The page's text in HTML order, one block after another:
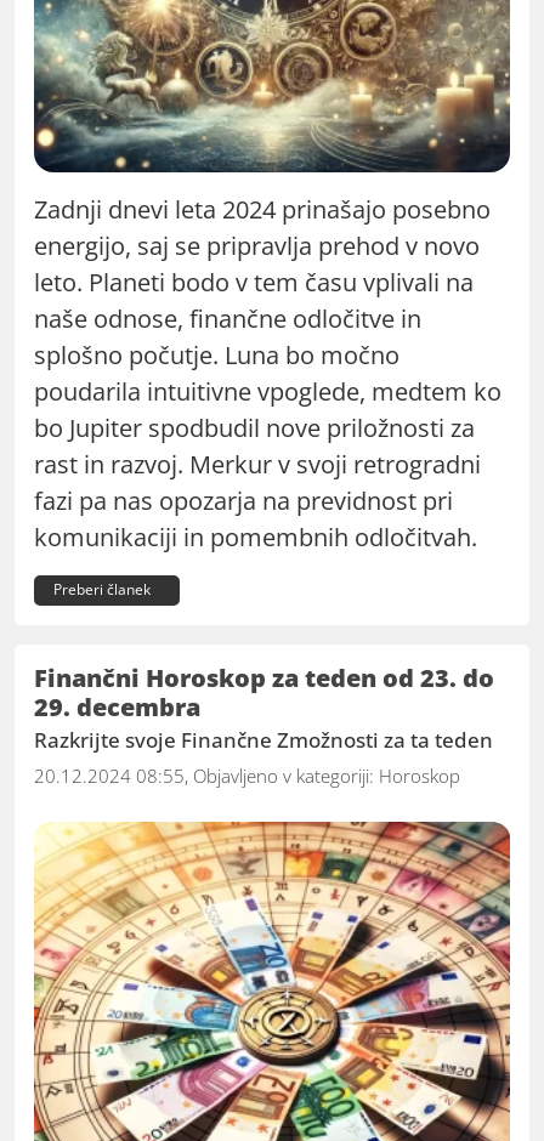
Zadnji dnevi leta 2024 prinašajo posebno
energijo, saj se pripravlja prehod v novo
leto. Planeti bodo v tem času vplivali na
naše odnose, finančne odločitve in
splošno počutje. Luna bo močno
poudarila intuitivne vpoglede, medtem ko
bo Jupiter spodbudil nove priložnosti za
rast in razvoj. Merkur v svoji retrogradni
fazi pa nas opozarja na previdnost pri
komunikaciji in pomembnih odločitvah.
Preberi članek
Finančni Horoskop za teden od 23. do
29. decembra
Razkrijte svoje Finančne Zmožnosti za ta teden
20.12.2024 08:55, Objavljeno v kategoriji: Horoskop